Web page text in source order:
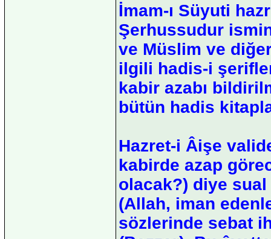
İmam-ı Süyuti
Şerhussudur
ve Müslim ve
ilgili hadis-i
kabir azabı
bütün hadis
Hazret-i Âişe
kabirde azap
olacak?) diye
(Allah, iman
sözlerinde sebat